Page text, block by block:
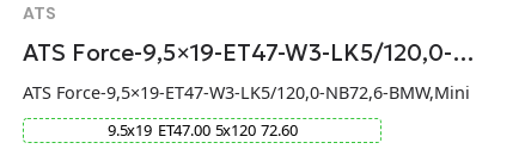
ATS
ATS Force-9,5×19-ET47-W3-LK5/120,0-…
ATS Force-9,5×19-ET47-W3-LK5/120,0-NB72,6-BMW,Mini
9.5x19 ET47.00 5x120 72.60